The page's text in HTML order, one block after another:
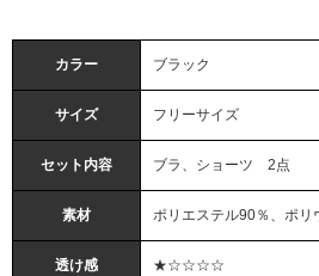
カラー ブラック
サイズ フリーサイズ
セット内容 ブラ、ショーツ 2点
素材 ポリエステル90％、ポリ
透け感 ★☆☆☆☆